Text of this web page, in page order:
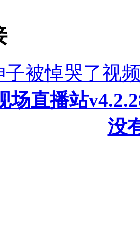
子被悼哭了视
场直播站
没